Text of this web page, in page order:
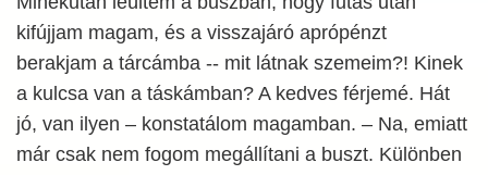
kifújjam magam, és a visszajáró aprópénzt
berakjam a tárcámba -- mit látnak szemeim?! Kinek
a kulcsa van a táskámban? A kedves férjemé. Hát
jó, van ilyen – konstatálom magamban. – Na, emiatt
már csak nem fogom megállítani a buszt. Különben